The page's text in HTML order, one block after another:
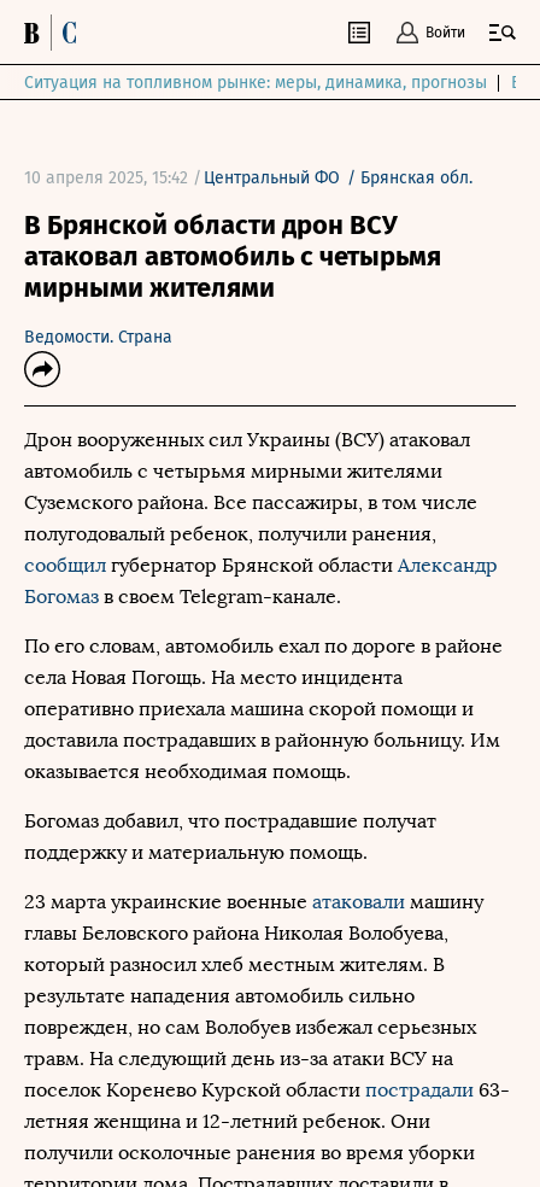
Войти
Ситуация на топливном рынке: меры, динамика, прогнозы
10 апреля 2025, 15:42 / Центральный ФО / Брянская обл.
В Брянской области дрон ВСУ
атаковал автомобиль с четырьмя
мирными жителями
Ведомости. Страна
Дрон вооруженных сил Украины (ВСУ) атаковал
автомобиль с четырьмя мирными жителями
Суземского района. Все пассажиры, в том числе
полугодовалый ребенок, получили ранения,
сообщил губернатор Брянской области Александр
Богомаз в своем Telegram-канале.
По его словам, автомобиль ехал по дороге в районе
села Новая Погощь. На место инцидента
оперативно приехала машина скорой помощи и
доставила пострадавших в районную больницу. Им
оказывается необходимая помощь.
Богомаз добавил, что пострадавшие получат
поддержку и материальную помощь.
23 марта украинские военные атаковали машину
главы Беловского района Николая Волобуева,
который разносил хлеб местным жителям. В
результате нападения автомобиль сильно
поврежден, но сам Волобуев избежал серьезных
травм. На следующий день из-за атаки ВСУ на
поселок Коренево Курской области пострадали 63-
летняя женщина и 12-летний ребенок. Они
получили осколочные ранения во время уборки